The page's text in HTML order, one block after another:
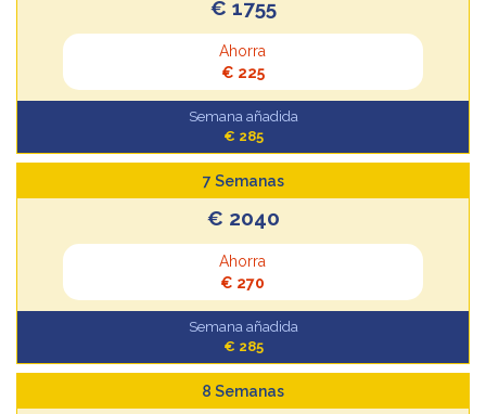
€ 1755
Ahorra
€ 225
Semana añadida
€ 285
7 Semanas
€ 2040
Ahorra
€ 270
Semana añadida
€ 285
8 Semanas